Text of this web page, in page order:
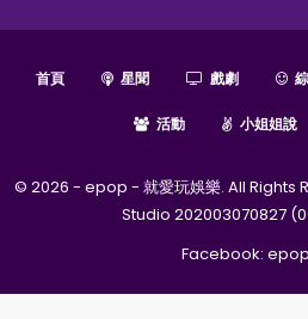
首頁 星聞 戲劇
活動 小姐姐說
© 2026 - epop - 就愛玩娛樂. All Rights
Studio 202003070827
Facebook: